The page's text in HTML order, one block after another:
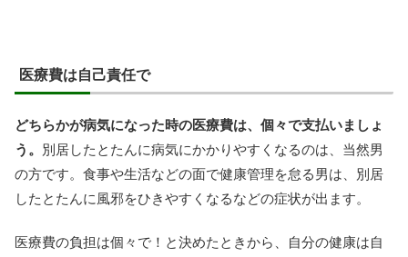
医療費は自己責任で
どちらかが病気になった時の医療費は、個々で支払いましょ
う。 別居したとたんに病気にかかりやすくなるのは、当然男
の方です。食事や生活などの面で健康管理を怠る男は、別居
したとたんに風邪をひきやすくなるなどの症状が出ます。
医療費の負担は個々で！と決めたときから、自分の健康は自